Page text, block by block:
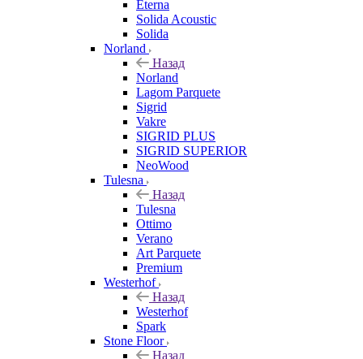
Eterna
Solida Acoustic
Solida
Norland
Назад
Norland
Lagom Parquete
Sigrid
Vakre
SIGRID PLUS
SIGRID SUPERIOR
NeoWood
Tulesna
Назад
Tulesna
Ottimo
Verano
Art Parquete
Premium
Westerhof
Назад
Westerhof
Spark
Stone Floor
Назад